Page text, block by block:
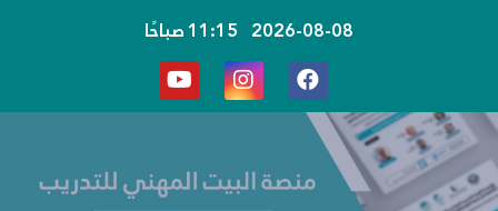
2026-08-08 11:15 صباحًا